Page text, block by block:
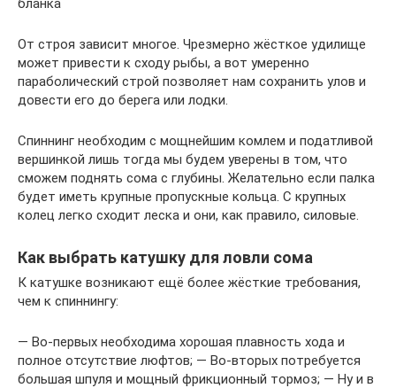
бланка
От строя зависит многое. Чрезмерно жёсткое удилище
может привести к сходу рыбы, а вот умеренно
параболический строй позволяет нам сохранить улов и
довести его до берега или лодки.
Спиннинг необходим с мощнейшим комлем и податливой
вершинкой лишь тогда мы будем уверены в том, что
сможем поднять сома с глубины. Желательно если палка
будет иметь крупные пропускные кольца. С крупных
колец легко сходит леска и они, как правило, силовые.
Как выбрать катушку для ловли сома
К катушке возникают ещё более жёсткие требования,
чем к спиннингу:
— Во-первых необходима хорошая плавность хода и
полное отсутствие люфтов; — Во-вторых потребуется
большая шпуля и мощный фрикционный тормоз; — Ну и в